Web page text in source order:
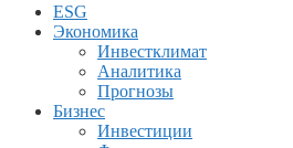
ESG
Экономика
Инвестклимат
Аналитика
Прогнозы
Бизнес
Инвестиции